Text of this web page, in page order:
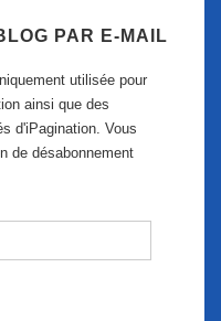
PAR E-MAIL
utilisée pour
ainsi que des
d'iPagination. Vous
de désabonnement